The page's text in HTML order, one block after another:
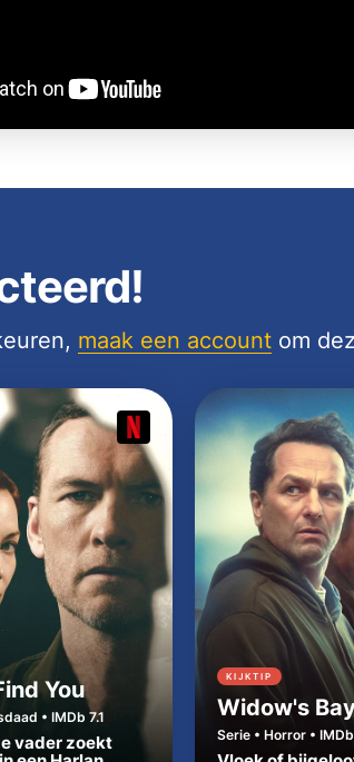
maak een account om
You
• IMDb 7.1
vader zoekt
KIJKTIP
Widow's
Serie • Horror • IMDb